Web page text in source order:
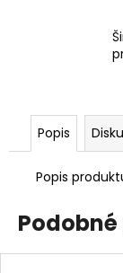
Popis
Popis